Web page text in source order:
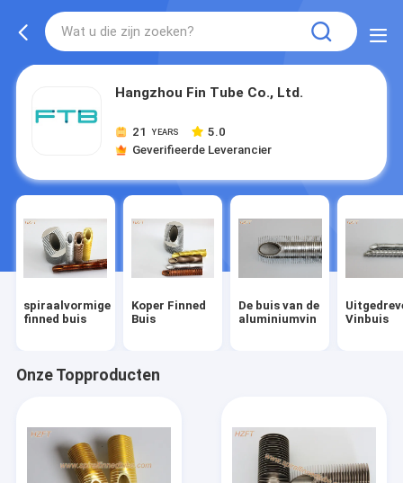
Hangzhou Fin Tube Co., Ltd.
21 YEARS
5.0
Geverifieerde Leverancier
spiraalvormige
finned buis
Koper Finned
Buis
De buis van de
aluminiumvin
Vinbuis
Onze Topproducten